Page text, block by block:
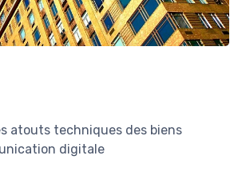
atouts techniques des biens
digitale